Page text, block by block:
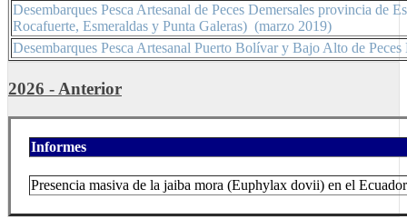
Desembarques Pesca Artesanal de Peces Demersales provincia de
Rocafuerte, Esmeraldas y Punta Galeras) (marzo 2019)
Desembarques Pesca Artesanal Puerto Bolívar y Bajo Alto de
2026 - Anterior
Informes
Presencia masiva de la jaiba mora (Euphylax dovii) en el